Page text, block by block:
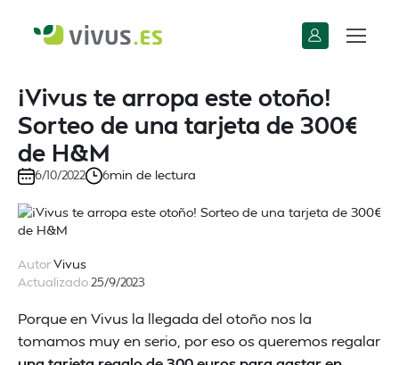
¡Vivus te arropa este otoño!
Sorteo de una tarjeta de 300€
de H&M
6/10/2022 6min de lectura
AutorVivus
Actualizado25/9/2023
Porque en Vivus la llegada del otoño nos la
tomamos muy en serio, por eso os queremos regalar